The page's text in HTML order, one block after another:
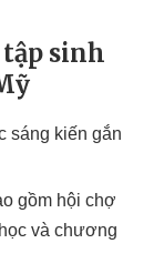
sinh
sáng kiến ​​gắn
gồm hội chợ
và chương